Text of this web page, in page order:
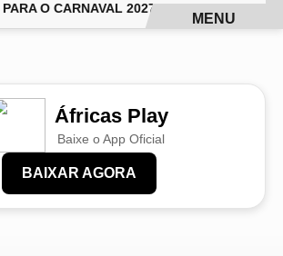
O CARNAVAL 2027 CANTORA
MENU
Áfricas Play
Baixe o App Oficial
BAIXAR AGORA